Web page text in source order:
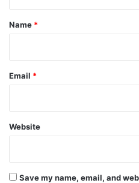
*
Name *
Email *
Website
Save my name, email, and